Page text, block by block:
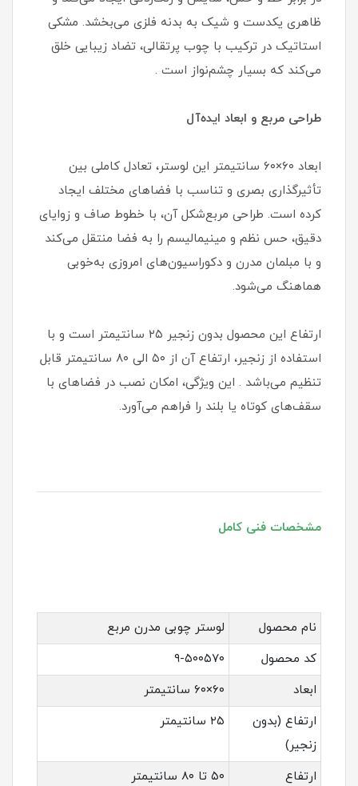
ظاهری یکدست و شیک به بدنه فلزی می‌بخشد. مشکی
استاتیک در ترکیب با چوب پرتقالی، تضاد زیبایی خلق
می‌کند که بسیار چشم‌نواز است .
طراحی مربع و ابعاد ایده‌آل
ابعاد ۶۰×۶۰ سانتیمتر این لوستر، تعادل کاملی بین
تأثیرگذاری بصری و تناسب با فضاهای مختلف ایجاد
کرده است. طراحی مربع‌شکل آن، با خطوط صاف و زوایای
دقیق، حس نظم و مینیمالیسم را به فضا منتقل می‌کند
و با مبلمان مدرن و دکوراسیون‌های امروزی به‌خوبی
هماهنگ می‌شود.
ارتفاع این محصول بدون زنجیر ۲۵ سانتیمتر است و با
استفاده از زنجیر، ارتفاع آن از ۵۰ الی ۸۰ سانتیمتر قابل
تنظیم می‌باشد . این ویژگی، امکان نصب در فضاهای با
سقف‌های کوتاه یا بلند را فراهم می‌آورد.
مشخصات فنی کامل
نام محصول
لوستر چوبی مدرن مربع
کد محصول
۹-۵۰۰۵۷۰
ابعاد
۶۰×۶۰ سانتیمتر
ارتفاع (بدون
زنجیر)
۲۵ سانتیمتر
ارتفاع
۵۰ تا ۸۰ سانتیمتر